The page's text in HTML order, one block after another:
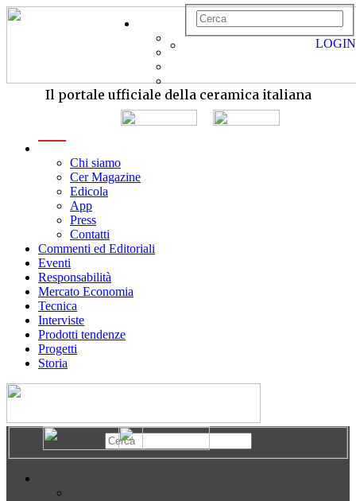
Il portale ufficiale della ceramica italiana
Chi siamo
Cer Magazine
Edicola
App
Press
Contatti
Commenti ed Editoriali
Eventi
Responsabilità
Mercato Economia
Tecnica
Interviste
Prodotti tendenze
Progetti
Storia
LOGIN